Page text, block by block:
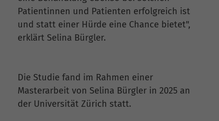
Patientinnen und Patienten erfolgreich ist
und statt einer Hürde eine Chance bietet",
erklärt Selina Bürgler.
Die Studie fand im Rahmen einer
Masterarbeit von Selina Bürgler in 2025 an
der Universität Zürich statt.